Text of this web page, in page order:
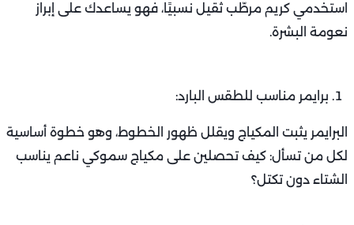
استخدمي كريم مرطّب ثقيل نسبيًا، فهو يساعدك على إبراز
نعومة البشرة.
برايمر مناسب للطقس البارد:
البرايمر يثبت المكياج ويقلل ظهور الخطوط، وهو خطوة أساسية
لكل من تسأل: كيف تحصلين على مكياج سموكي ناعم يناسب
الشتاء دون تكتل؟